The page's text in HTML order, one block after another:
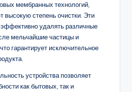
мембранных технологий,
высокую степень очистки. Эти
удалять различные
мельчайшие частицы и
гарантирует исключительное
устройства позволяет
как бытовых, так и